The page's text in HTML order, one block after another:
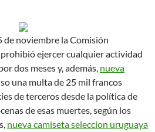
de noviembre la Comisión
ejercer cualquier actividad
dos meses y, además, nueva
una multa de 25 mil francos
de terceros desde la política de
de esas muertes, según los
nueva camiseta seleccion uruguaya